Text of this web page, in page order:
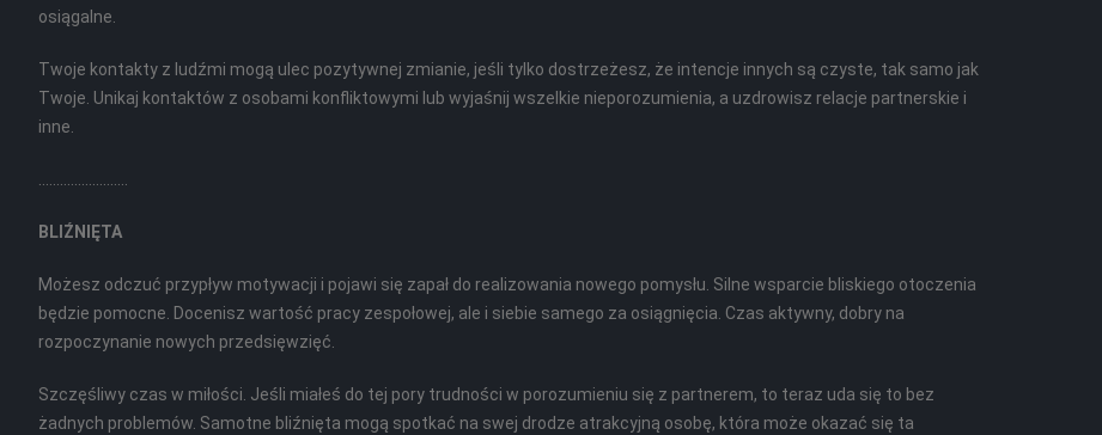
osiągalne.
Twoje kontakty z ludźmi mogą ulec pozytywnej zmianie, jeśli tylko dostrzeżesz, że intencje innych są czyste, tak samo jak
Twoje. Unikaj kontaktów z osobami konfliktowymi lub wyjaśnij wszelkie nieporozumienia, a uzdrowisz relacje partnerskie i
inne.
.........................
BLIŹNIĘTA
Możesz odczuć przypływ motywacji i pojawi się zapał do realizowania nowego pomysłu. Silne wsparcie bliskiego otoczenia
będzie pomocne. Docenisz wartość pracy zespołowej, ale i siebie samego za osiągnięcia. Czas aktywny, dobry na
rozpoczynanie nowych przedsięwzięć.
Szczęśliwy czas w miłości. Jeśli miałeś do tej pory trudności w porozumieniu się z partnerem, to teraz uda się to bez
żadnych problemów. Samotne bliźnięta mogą spotkać na swej drodze atrakcyjną osobę, która może okazać się ta